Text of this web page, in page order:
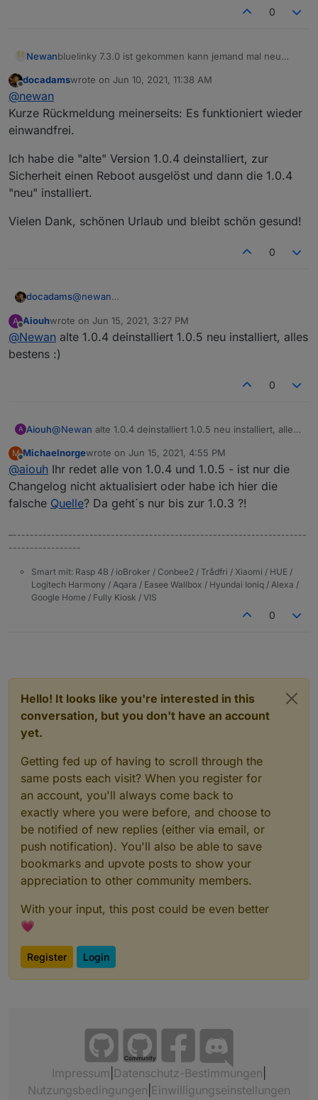
0
Newanbluelinky 7.3.0 ist gekommen kann jemand mal neu
docadamswrote on Jun 10, 2021, 11:38 AM
last edited by
@newan
Kurze Rückmeldung meinerseits: Es funktioniert wieder
einwandfrei.
Ich habe die "alte" Version 1.0.4 deinstalliert, zur
Sicherheit einen Reboot ausgelöst und dann die 1.0.4
"neu" installiert.
Vielen Dank, schönen Urlaub und bleibt schön gesund!
0
docadams@newan
wieder einwandfrei.
Ich habe die "alte" Version 1.0.4 deinstalliert, zur
Sicherheit einen Reboot ausgelöst und dann die
A
Offline
Aiouhwrote on Jun 15, 2021, 3:27 PM
last edited by
@Newan alte 1.0.4 deinstalliert 1.0.5 neu installiert, alles
bestens :)
0
A Aiouh@Newan alte 1.0.4 deinstalliert 1.0.5 neu installiert, alles
M
Offline
Michaelnorgewrote on Jun 15, 2021, 4:55 PM
last edited by
@aiouh Ihr redet alle von 1.0.4 und 1.0.5 - ist nur die
Changelog nicht aktualisiert oder habe ich hier die
falsche Quelle? Da geht´s nur bis zur 1.0.3 ?!
–---------------------------------------------------------------------
-----------------
Smart mit: Rasp 4B / ioBroker / Conbee2 / Trådfri / Xiaomi / HUE /
Logitech Harmony / Aqara / Easee Wallbox / Hyundai Ioniq / Alexa /
Google Home / Fully Kiosk / VIS
0
Hello! It looks like you're interested in this
conversation, but you don't have an account
yet.
Getting fed up of having to scroll through the
same posts each visit? When you register for
an account, you'll always come back to
exactly where you were before, and choose to
be notified of new replies (either via email, or
push notification). You'll also be able to save
bookmarks and upvote posts to show your
appreciation to other community members.
With your input, this post could be even better
💗
Register Login
Community
Impressum Datenschutz-Bestimmungen
Nutzungsbedingungen Einwilligungseinstellungen